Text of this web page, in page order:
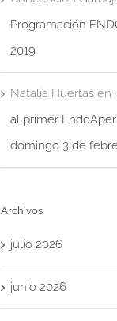
Programación
2019
Natalia Huertas en
al primer
domingo 3 de
Archivos
julio 2026
junio 2026